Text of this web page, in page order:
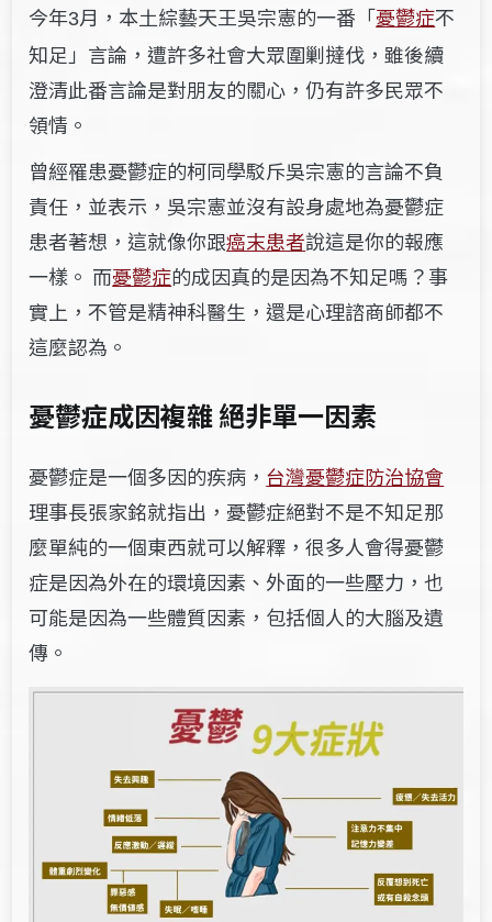
今年3月，本土綜藝天王吳宗憲的一番「憂鬱症不
知足」言論，遭許多社會大眾圍剿撻伐，雖後續
澄清此番言論是對朋友的關心，仍有許多民眾不
領情。
曾經罹患憂鬱症的柯同學駁斥吳宗憲的言論不負
責任，並表示，吳宗憲並沒有設身處地為憂鬱症
患者著想，這就像你跟癌末患者說這是你的報應
一樣。 而憂鬱症的成因真的是因為不知足嗎？事
實上，不管是精神科醫生，還是心理諮商師都不
這麼認為。
憂鬱症成因複雜 絕非單一因素
憂鬱症是一個多因的疾病， 台灣憂鬱症防治協會
理事長張家銘就指出，憂鬱症絕對不是不知足那
麼單純的一個東西就可以解釋，很多人會得憂鬱
症是因為外在的環境因素、外面的一些壓力，也
可能是因為一些體質因素，包括個人的大腦及遺
傳。